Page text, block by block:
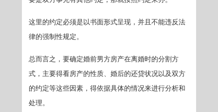
这里的约定必须是以书面形式呈现，并且不能违反法
律的强制性规定。
总而言之，要确定婚前男方房产在离婚时的分割方
式，主要得看房产的性质、婚后的还贷状况以及双方
的约定等这些因素，得依据具体的情况来进行分析和
处理。